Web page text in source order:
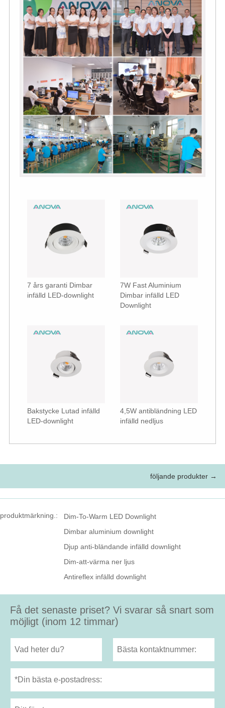
7 års garanti Dimbar
infälld LED-downlight
7W Fast Aluminium
Dimbar infälld LED
Downlight
Bakstycke Lutad infälld
LED-downlight
4,5W antibländning LED
infälld nedljus
följande produkter →
produktmärkning.:
Dim-To-Warm LED Downlight
Dimbar aluminium downlight
Djup anti-bländande infälld downlight
Dim-att-värma ner ljus
Antireflex infälld downlight
Få det senaste priset? Vi svarar så snart som
möjligt (inom 12 timmar)